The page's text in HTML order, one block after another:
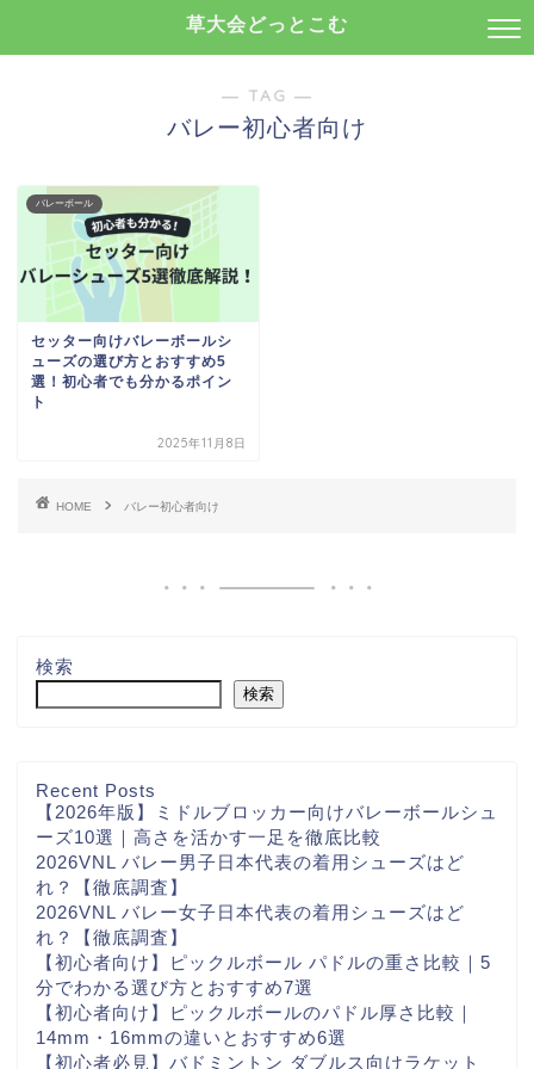
草大会どっとこむ
― TAG ―
バレー初心者向け
バレーボール
セッター向けバレーボールシ
ューズの選び方とおすすめ5
選！初心者でも分かるポイン
ト
2025年11月8日
HOME バレー初心者向け
検索
検索
Recent Posts
【2026年版】ミドルブロッカー向けバレーボールシュ
ーズ10選｜高さを活かす一足を徹底比較
2026VNL バレー男子日本代表の着用シューズはど
れ？【徹底調査】
2026VNL バレー女子日本代表の着用シューズはど
れ？【徹底調査】
【初心者向け】ピックルボール パドルの重さ比較｜5
分でわかる選び方とおすすめ7選
【初心者向け】ピックルボールのパドル厚さ比較｜
14mm・16mmの違いとおすすめ6選
【初心者必見】バドミントン ダブルス向けラケット